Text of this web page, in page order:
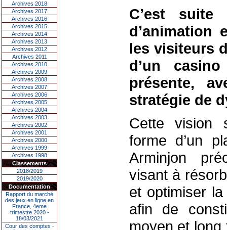
Archives 2018
Archives 2017
Archives 2016
Archives 2015
Archives 2014
Archives 2013
Archives 2012
Archives 2011
Archives 2010
Archives 2009
Archives 2008
Archives 2007
Archives 2006
Archives 2005
Archives 2004
Archives 2003
Archives 2002
Archives 2001
Archives 2000
Archives 1999
Archives 1998
Classements
2018/2019
2019/2020
Documentation
Rapport du marché
des jeux en ligne en
France, 4eme
trimestre 2020 -
18/03/2021
Cour des comptes -
C’est
d’animation
les visiteurs
d’un
présente,
stratégie de
Cette vision
forme d’un
Arminjon
visant à
et optimiser
afin de
moyen et